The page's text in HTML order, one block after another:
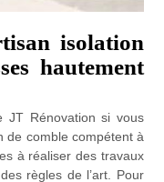
isolation
hautement
JT Rénovation si vous
de comble compétent à
à réaliser des travaux
règles de l’art. Pour